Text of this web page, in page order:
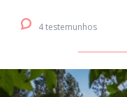
4 testemunhos